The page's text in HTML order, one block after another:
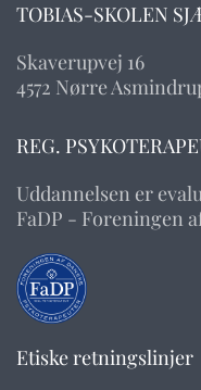
TOBIAS-SKOLEN
Skaverupvej 16
4572 Nørre
REG.
Uddannelsen er
FaDP - Foreningen
Etiske retningslinjer